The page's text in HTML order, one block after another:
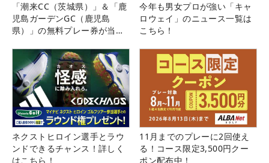
「潮来CC（茨城県）」＆「鹿
児島ガーデンGC（鹿児島
県）」の無料プレー券が当た
今年も男女プロが強い「キャ
ロウェイ」のニュース一覧は
こちら！
ネクストヒロイン選手とラウ
ンドできるチャンス！詳しく
はこちら！
11月までのプレーに2回使え
る！コース限定3,500円クー
ポン配布中！